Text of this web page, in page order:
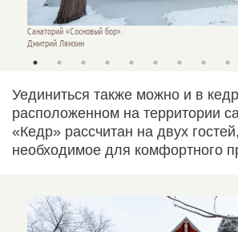
Санаторий «Сосновый бор».
Дмитрий Лямзин
Уединиться также можно и в
расположенном на территории
«Кедр» рассчитан на двух
необходимое для комфортного